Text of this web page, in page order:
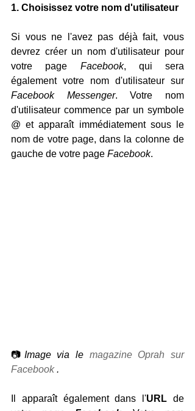
1. Choisissez votre nom d'utilisateur
Si vous ne l'avez pas déjà fait, vous
devrez créer un nom d'utilisateur pour
votre page Facebook, qui sera
Facebook Messenger. Votre nom
d'utilisateur commence par un symbole
@ et apparaît immédiatement sous le
nom de votre page, dans la colonne de
gauche de votre page Facebook.
📷 Image via le magazine Oprah sur
Facebook .
Il apparaît également dans l'URL de